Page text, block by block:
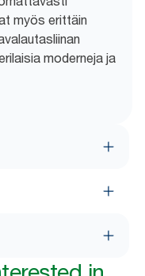
myös erittäin
moderneja ja